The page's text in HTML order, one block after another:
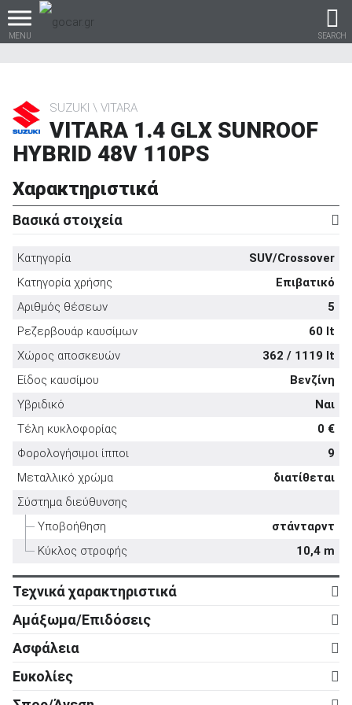
MENU SEARCH
Βρες τα πάντα για το
αυτοκίνητο!
Καινούρια
Μεταχειρισμένα
ΑΝΑΖΗΤΗΣΗ
Επιχειρήσεις
SUZUKI VITARA
VITARA 1.4 GLX SUNROOF
HYBRID 48V 110PS
Χαρακτηριστικά
Βασικά στοιχεία
Κατηγορία
SUV/Crossover
Κατηγορία χρήσης
Επιβατικό
Αριθμός θέσεων
5
Ρεζερβουάρ καυσίμων
60 lt
Χώρος αποσκευών
362 / 1119 lt
Είδος καυσίμου
Βενζίνη
Υβριδικό
Ναι
Τέλη κυκλοφορίας
0 €
Φορολογήσιμοι ίπποι
9
Μεταλλικό χρώμα
διατίθεται
Σύστημα διεύθυνσης
Υποβοήθηση
στάνταρντ
Κύκλος στροφής
10,4 m
Τεχνικά χαρακτηριστικά
Κινητήρας
Κύλινδροι
4
Βαλβίδες
16
Κυβισμός
1.373 cc
Ισχύς
110 ps
Αμάξωμα/Επιδόσεις
Αμάξωμα
Τύπος
5d
Αριθμός θυρών
5
Ασφάλεια
Ενεργητική ασφάλεια
ABS
στάνταρντ
Ευκολίες
Ρυθμιζόμενο τιμόνι σε ύψος